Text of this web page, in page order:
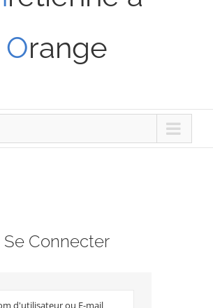
Orange
Se Connecter